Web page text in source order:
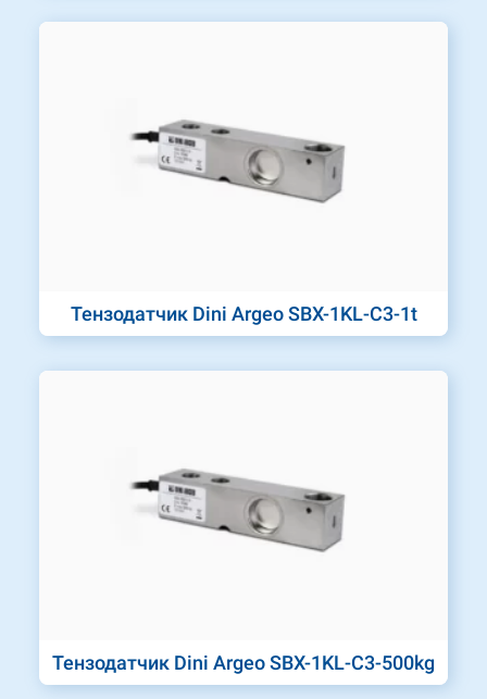
Тензодатчик Dini Argeo SBX-1KL-C3-1t
Тензодатчик Dini Argeo SBX-1KL-C3-500kg